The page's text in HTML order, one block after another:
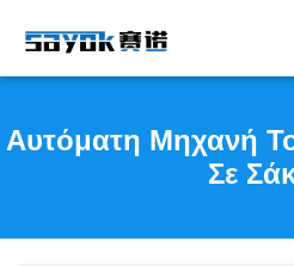
Αυτόματη Μηχανή
Σε